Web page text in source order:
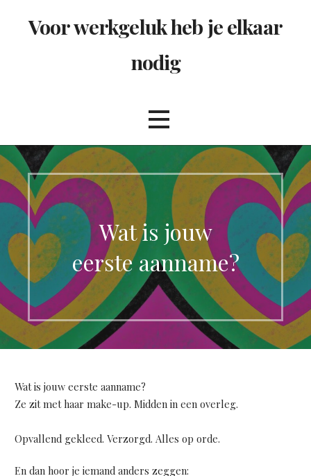
Voor werkgeluk heb je elkaar
nodig
Wat is jouw
eerste aanname?
Wat is jouw eerste aanname?
Ze zit met haar make-up. Midden in een overleg.
Opvallend gekleed. Verzorgd. Alles op orde.
En dan hoor je iemand anders zeggen: